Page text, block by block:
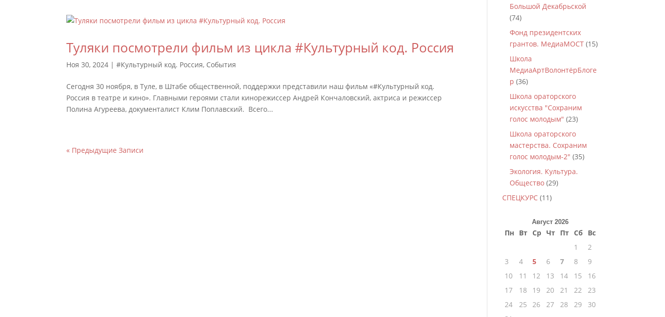
Туляки посмотрели фильм из цикла #Культурный код. Россия
Ноя 30, 2024 |#Культурный код. Россия, События
Сегодня 30 ноября, в Туле, в Штабе общественной, поддержки представили наш фильм «#Культурный код.
Россия в театре и кино». Главными героями стали кинорежиссер Андрей Кончаловский, актриса и режиссер
Полина Агуреева, документалист Клим Поплавский. Всего...
« Предыдущие Записи
Большой Декабрьской
(74)
Фонд президентских
грантов. МедиаМОСТ (15)
Школа
МедиаАртВолонтёрБлоге
р (36)
Школа ораторского
искусства "Сохраним
голос молодым" (23)
Школа ораторского
мастерства. Сохраним
голос молодым-2" (35)
Экология. Культура.
Общество (29)
СПЕЦКУРС (11)
Август 2026
Пн Вт Ср Чт Пт Сб
Вс
1
2
3
4 5 6 7 8
9
10
11 12 13 14 15
16
17
18 19 20 21 22
23
24
25 26 27 28 29
30